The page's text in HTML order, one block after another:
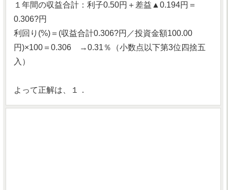
１年間の収益合計：利子0.50円＋差益▲0.194円＝
0.306?円
利回り(%)＝(収益合計0.306?円／投資金額100.00
円)×100＝0.306 →0.31％（小数点以下第3位四捨五
入）
よって正解は、１．